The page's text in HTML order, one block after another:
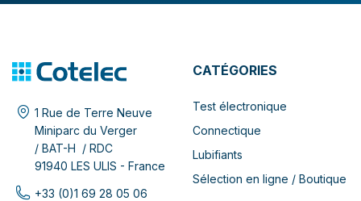
1 Rue de Terre Neuve
Miniparc du Verger
/ BAT-H / RDC
91940 LES ULIS - France
+33 (0)1 69 28 05 06
CATÉGORIES
Test électronique
Connectique
Lubifiants
Sélection en ligne / Boutique